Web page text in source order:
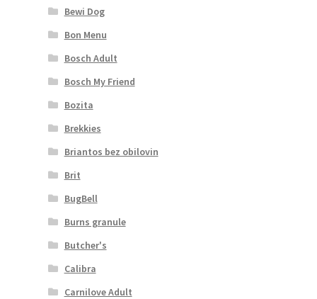
Bewi Dog
Bon Menu
Bosch Adult
Bosch My Friend
Bozita
Brekkies
Briantos bez obilovin
Brit
BugBell
Burns granule
Butcher's
Calibra
Carnilove Adult